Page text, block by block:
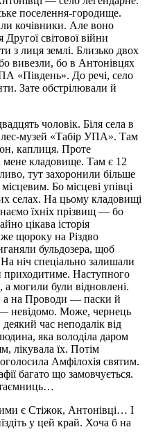
поселення-городище.
кочівники. Але воно
світової війни
з лиця землі. Близько двох
вивезли, бо в Антонівцях
«Південь». До речі, село
Зате обстрілювали й
чоловік. Біля села в
музей «Табір УПА». Там
каплиця. Проте
мене кладовище. Там є 12
тут захоронили більше
Бо місцеві упівці
селах. На цьому кладовищі
їхніх прізвищ — бо
цікава історія
щороку на Різдво
бульдозера, щоб
ніч спеціально залишали
приходитиме. Наступного
могили були відновлені.
а на Проводи — паски й
невідомо. Може, чернець
час неподалік від
яка володіла даром
лікувала їх. Потім
Амфілохія святим.
багато що замовчується.
таємниць…
є Стіжок, Антонівці… І
у цей край. Хоча б на